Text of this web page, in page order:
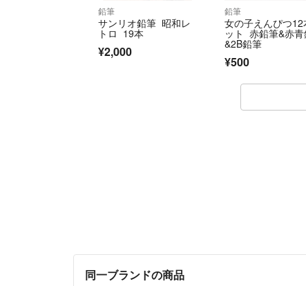
鉛筆
サンリオ鉛筆 昭和レ
トロ 19本
¥2,000
鉛筆
女の子えんぴつ12
ット 赤鉛筆&赤
&2B鉛筆
¥500
同一ブランドの商品